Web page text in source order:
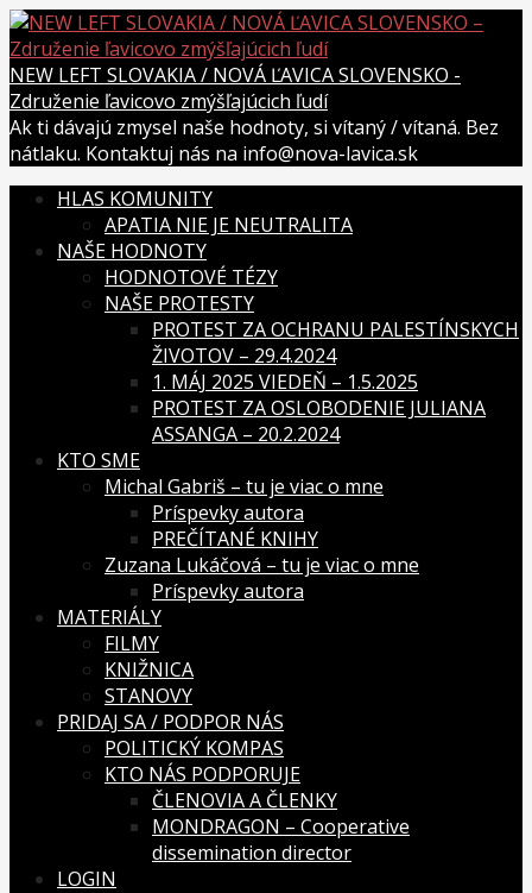
Skip
to
content
NEW LEFT SLOVAKIA / NOVÁ ĽAVICA SLOVENSKO -
Združenie ľavicovo zmýšľajúcich ľudí
Ak ti dávajú zmysel naše hodnoty, si vítaný / vítaná. Bez
nátlaku. Kontaktuj nás na info@nova-lavica.sk
HLAS KOMUNITY
APATIA NIE JE NEUTRALITA
NAŠE HODNOTY
HODNOTOVÉ TÉZY
NAŠE PROTESTY
PROTEST ZA OCHRANU PALESTÍNSKYCH
ŽIVOTOV – 29.4.2024
1. MÁJ 2025 VIEDEŇ – 1.5.2025
PROTEST ZA OSLOBODENIE JULIANA
ASSANGA – 20.2.2024
KTO SME
Michal Gabriš – tu je viac o mne
Príspevky autora
PREČÍTANÉ KNIHY
Zuzana Lukáčová – tu je viac o mne
Príspevky autora
MATERIÁLY
FILMY
KNIŽNICA
STANOVY
PRIDAJ SA / PODPOR NÁS
POLITICKÝ KOMPAS
KTO NÁS PODPORUJE
ČLENOVIA A ČLENKY
MONDRAGON – Cooperative
dissemination director
LOGIN